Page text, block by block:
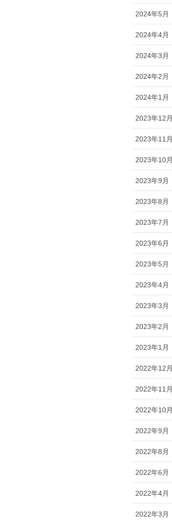
2024年5月
2024年4月
2024年3月
2024年2月
2024年1月
2023年12月
2023年11月
2023年10月
2023年9月
2023年8月
2023年7月
2023年6月
2023年5月
2023年4月
2023年3月
2023年2月
2023年1月
2022年12月
2022年11月
2022年10月
2022年9月
2022年8月
2022年6月
2022年4月
2022年3月